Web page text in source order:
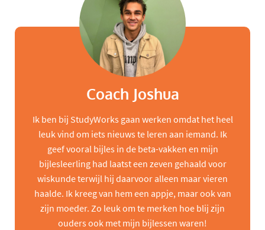
Coach Joshua
Ik ben bij StudyWorks gaan werken omdat het heel
leuk vind om iets nieuws te leren aan iemand. Ik
geef vooral bijles in de beta-vakken en mijn
bijlesleerling had laatst een zeven gehaald voor
wiskunde terwijl hij daarvoor alleen maar vieren
haalde. Ik kreeg van hem een appje, maar ook van
zijn moeder. Zo leuk om te merken hoe blij zijn
ouders ook met mijn bijlessen waren!